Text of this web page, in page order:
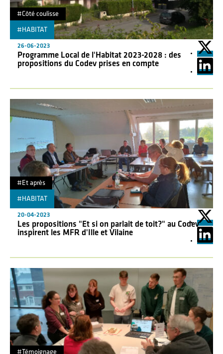
#Côté coulisse
#HABITAT
26-06-2023
Programme Local de l'Habitat 2023-2028 : des
propositions du Codev prises en compte
#Et après
#HABITAT
20-04-2023
Les propositions "Et si on parlait de toit?" au Codev
inspirent les MFR d'Ille et Vilaine
#Témoignage